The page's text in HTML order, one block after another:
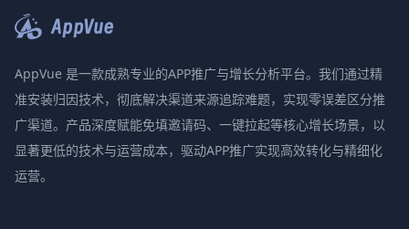
AppVue 是一款成熟专业的APP推广与增长分析平台。我们通过精
准安装归因技术，彻底解决渠道来源追踪难题，实现零误差区分推
广渠道。产品深度赋能免填邀请码、一键拉起等核心增长场景，以
显著更低的技术与运营成本，驱动APP推广实现高效转化与精细化
运营。